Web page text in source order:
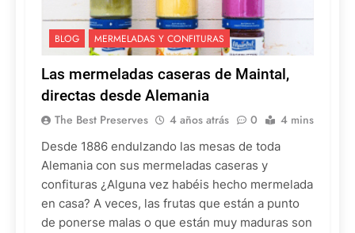
BLOG MERMELADAS Y CONFITURAS
Las mermeladas caseras de Maintal,
directas desde Alemania
The Best Preserves 4 años atrás 0 4 mins
Desde 1886 endulzando las mesas de toda
Alemania con sus mermeladas caseras y
confituras ¿Alguna vez habéis hecho mermelada
en casa? A veces, las frutas que están a punto
de ponerse malas o que están muy maduras son